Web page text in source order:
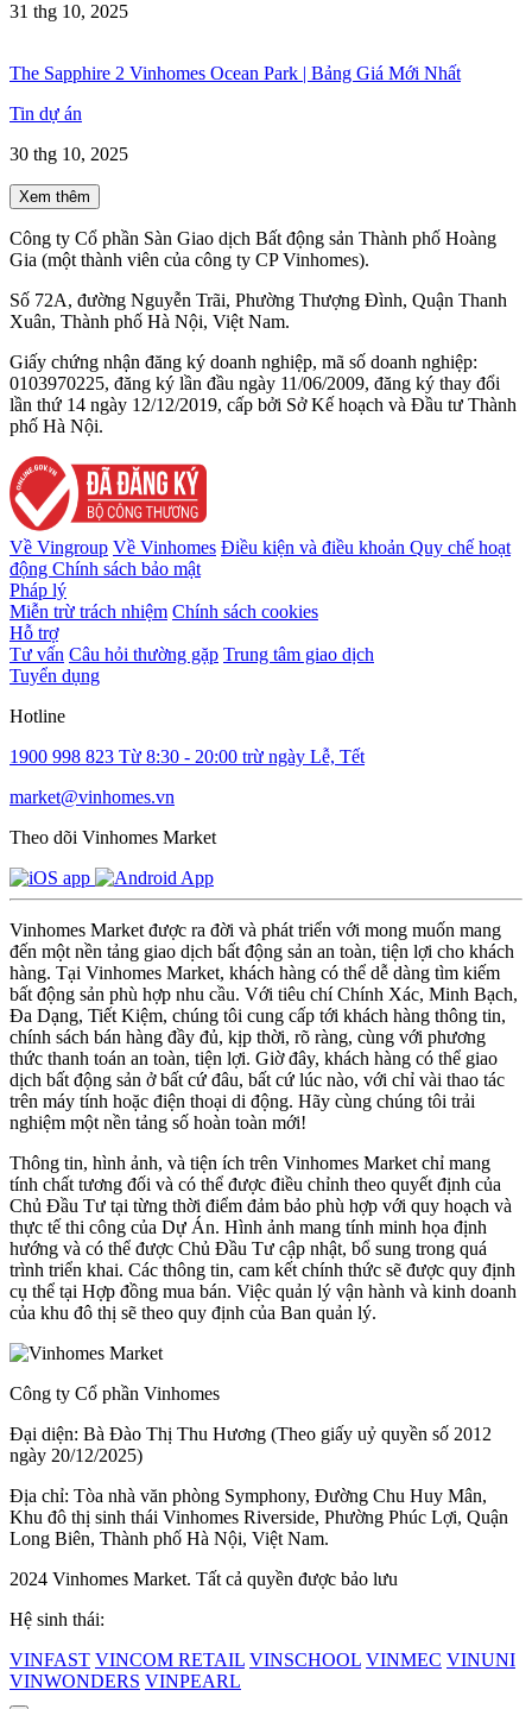
31 thg 10, 2025
The Sapphire 2 Vinhomes Ocean Park | Bảng Giá Mới Nhất
Tin dự án
30 thg 10, 2025
Xem thêm
Công ty Cổ phần Sàn Giao dịch Bất động sản Thành phố Hoàng
Gia (một thành viên của công ty CP Vinhomes).
Số 72A, đường Nguyễn Trãi, Phường Thượng Đình, Quận Thanh
Xuân, Thành phố Hà Nội, Việt Nam.
Giấy chứng nhận đăng ký doanh nghiệp, mã số doanh nghiệp:
0103970225, đăng ký lần đầu ngày 11/06/2009, đăng ký thay đổi
lần thứ 14 ngày 12/12/2019, cấp bởi Sở Kế hoạch và Đầu tư Thành
phố Hà Nội.
Về Vingroup Về Vinhomes Điều kiện và điều khoản Quy chế hoạt
động Chính sách bảo mật
Pháp lý
Miễn trừ trách nhiệm Chính sách cookies
Hỗ trợ
Tư vấn Câu hỏi thường gặp Trung tâm giao dịch
Tuyển dụng
Hotline
1900 998 823 Từ 8:30 - 20:00 trừ ngày Lễ, Tết
market@vinhomes.vn
Theo dõi Vinhomes Market
Vinhomes Market được ra đời và phát triển với mong muốn mang
đến một nền tảng giao dịch bất động sản an toàn, tiện lợi cho khách
hàng. Tại Vinhomes Market, khách hàng có thể dễ dàng tìm kiếm
bất động sản phù hợp nhu cầu. Với tiêu chí Chính Xác, Minh Bạch,
Đa Dạng, Tiết Kiệm, chúng tôi cung cấp tới khách hàng thông tin,
chính sách bán hàng đầy đủ, kịp thời, rõ ràng, cùng với phương
thức thanh toán an toàn, tiện lợi. Giờ đây, khách hàng có thể giao
dịch bất động sản ở bất cứ đâu, bất cứ lúc nào, với chỉ vài thao tác
trên máy tính hoặc điện thoại di động. Hãy cùng chúng tôi trải
nghiệm một nền tảng số hoàn toàn mới!
Thông tin, hình ảnh, và tiện ích trên Vinhomes Market chỉ mang
tính chất tương đối và có thể được điều chỉnh theo quyết định của
Chủ Đầu Tư tại từng thời điểm đảm bảo phù hợp với quy hoạch và
thực tế thi công của Dự Án. Hình ảnh mang tính minh họa định
hướng và có thể được Chủ Đầu Tư cập nhật, bổ sung trong quá
trình triển khai. Các thông tin, cam kết chính thức sẽ được quy định
cụ thể tại Hợp đồng mua bán. Việc quản lý vận hành và kinh doanh
của khu đô thị sẽ theo quy định của Ban quản lý.
Công ty Cổ phần Vinhomes
Đại diện: Bà Đào Thị Thu Hương (Theo giấy uỷ quyền số 2012
ngày 20/12/2025)
Địa chỉ: Tòa nhà văn phòng Symphony, Đường Chu Huy Mân,
Khu đô thị sinh thái Vinhomes Riverside, Phường Phúc Lợi, Quận
Long Biên, Thành phố Hà Nội, Việt Nam.
2024 Vinhomes Market. Tất cả quyền được bảo lưu
Hệ sinh thái:
VINFAST VINCOM RETAIL VINSCHOOL VINMEC VINUNI
VINWONDERS VINPEARL